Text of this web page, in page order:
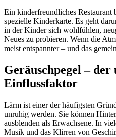
Ein kinderfreundliches Restaurant
spezielle Kinderkarte. Es geht
in der Kinder sich wohlfühlen,
Neues zu probieren. Wenn die
meist entspannter – und das
Geräuschpegel – der
Einflussfaktor
Lärm ist einer der häufigsten
unruhig werden. Sie können
ausblenden als Erwachsene. In
Musik und das Klirren von